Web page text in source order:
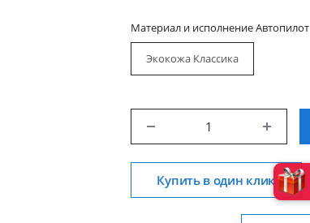
Материал и исполнение Автопилот
Экокожа Классика
Купить в один клик